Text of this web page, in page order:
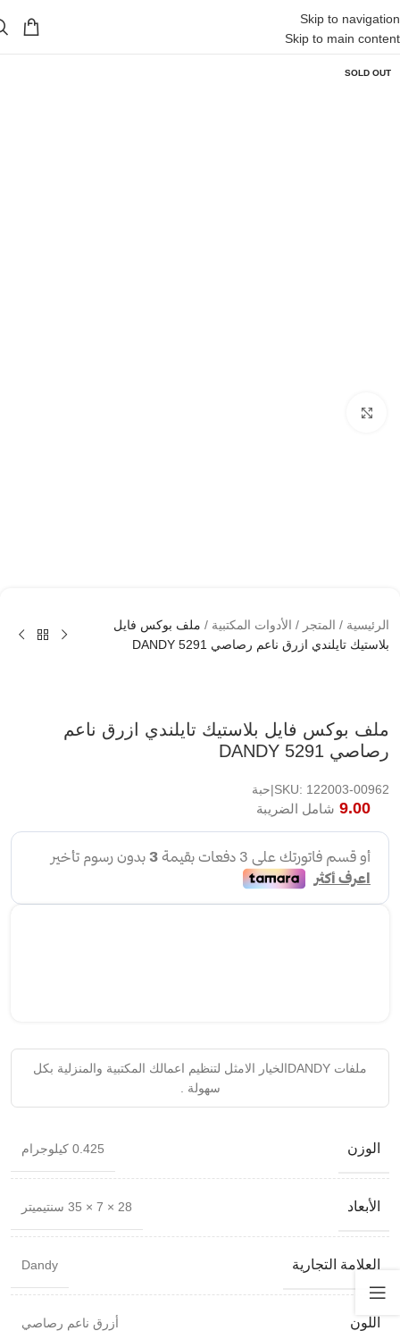
Skip to navigation
Skip to main content
SOLD OUT
الرئيسية / المتجر / الأدوات المكتبية / ملف بوكس فايل
بلاستيك تايلندي ازرق ناعم رصاصي DANDY 5291
ملف بوكس فايل بلاستيك تايلندي ازرق ناعم
رصاصي DANDY 5291
SKU: 122003-00962|حبة
9.00 شامل الضريبة
ملفات DANDYالخيار الامثل لتنظيم اعمالك المكتبية والمنزلية بكل
سهولة .
الوزن 0.425 كيلوجرام
الأبعاد 28 × 7 × 35 سنتيميتر
العلامة التجارية Dandy
اللون أزرق ناعم رصاصي